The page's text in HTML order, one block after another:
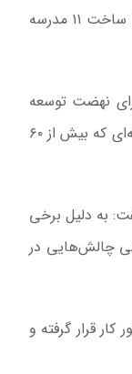
با اشاره به تقارن برنامه افتتاح مدرسه دکتر داریوش گنجی با دومین سالگرد ایشان، اظهار کرد: مرحوم دکتر گنجی با ساخت ۱۱ مدرسه
نهضت توسعه
عدالت آموزشی قابل تقدیر است و خراسان جنوبی در این حوزه جزو استان‌های پیشرو کشور محسوب می‌شود به‌گونه‌ای که بیش از ۶۰
به دلیل برخی
چالش‌هایی در
در دستور کار قرار گرفته و